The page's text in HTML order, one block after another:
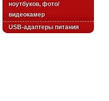
ноутбуков, фото/
видеокамер
USB-адаптеры питания